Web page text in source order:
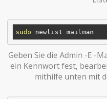
sudo
Geben Sie die Admin -E -
ein Kennwort fest,
mithilfe unten mit